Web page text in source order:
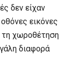
δεν είχαν
εικόνες
τη χωροθέτηση
διαφορά